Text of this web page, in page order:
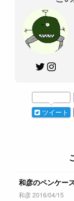
ツイート
和彦のペンケー
和彦 2016/04/15